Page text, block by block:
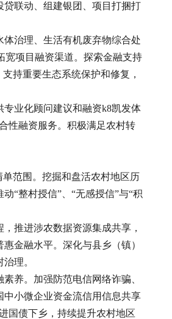
联动、组建银团、项目打捆打
治理、生活有机废弃物综合处
宽项目融资渠道。探索金融支持
持重要生态系统保护和修复，
专业化顾问建议和融资k8凯发体
性融资服务。积极满足农村转
范围。挖掘和盘活农村地区历
“整村授信”、“无感授信”与“积
推进涉农数据资源集成共享，
金融水平。深化与县乡（镇）
理。
养。加强防范电信网络诈骗、
小微企业资金流信用信息共享
国债下乡，持续提升农村地区